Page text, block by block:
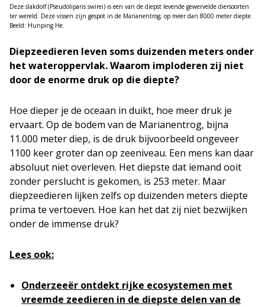
Deze slakdolf (Pseudoliparis swirei) is een van de diepst levende gewervelde diersoorten
ter wereld. Deze vissen zijn gespot in de Marianentrog, op meer dan 8000 meter diepte.
Beeld: Hunping He.
Diepzeedieren leven soms duizenden meters onder
het wateroppervlak. Waarom imploderen zij niet
door de enorme druk op die diepte?
Hoe dieper je de oceaan in duikt, hoe meer druk je
ervaart. Op de bodem van de Marianentrog, bijna
11.000 meter diep, is de druk bijvoorbeeld ongeveer
1100 keer groter dan op zeeniveau. Een mens kan daar
absoluut niet overleven. Het diepste dat iemand ooit
zonder perslucht is gekomen, is 253 meter. Maar
diepzeedieren lijken zelfs op duizenden meters diepte
prima te vertoeven. Hoe kan het dat zij niet bezwijken
onder de immense druk?
Lees ook:
Onderzeeër ontdekt rijke ecosystemen met
vreemde zeedieren in de diepste delen van de